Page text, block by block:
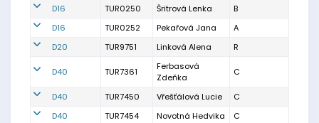
D16 TUR0250 Šritrová Lenka
B
D16
TUR0252 Pekařová Jana
A
D20
TUR9751 Linková Alena R
D40 TUR7361
Ferbasová
Zdeňka
C
D40 TUR7450 Vřešťálová Lucie
C
D40
TUR7454 Novotná Hedvika
C